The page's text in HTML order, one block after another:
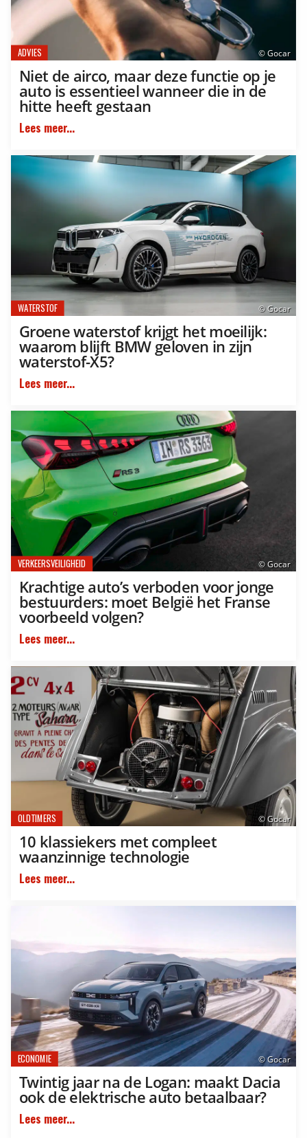
© Gocar
ADVIES
Niet de airco, maar deze functie op je
auto is essentieel wanneer die in de
hitte heeft gestaan
Lees meer...
© Gocar
WATERSTOF
Groene waterstof krijgt het moeilijk:
waarom blijft BMW geloven in zijn
waterstof-X5?
Lees meer...
© Gocar
VERKEERSVEILIGHEID
Krachtige auto’s verboden voor jonge
bestuurders: moet België het Franse
voorbeeld volgen?
Lees meer...
© Gocar
OLDTIMERS
10 klassiekers met compleet
waanzinnige technologie
Lees meer...
© Gocar
ECONOMIE
Twintig jaar na de Logan: maakt Dacia
ook de elektrische auto betaalbaar?
Lees meer...